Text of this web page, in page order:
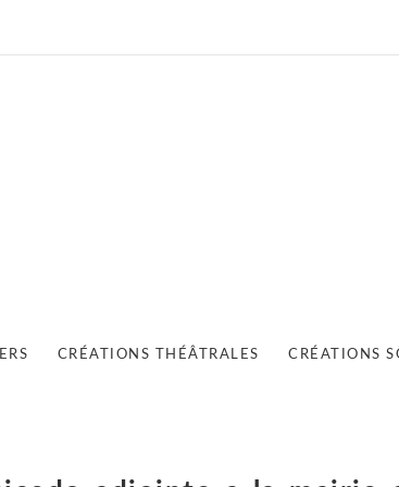
CRÉATIONS THÉÂTRALES CRÉATIONS